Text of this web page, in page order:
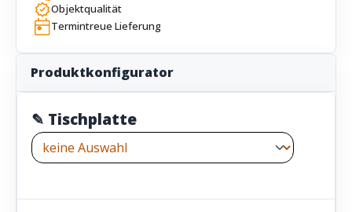
Objektqualität
Termintreue Lieferung
Produktkonfigurator
✎ Tischplatte